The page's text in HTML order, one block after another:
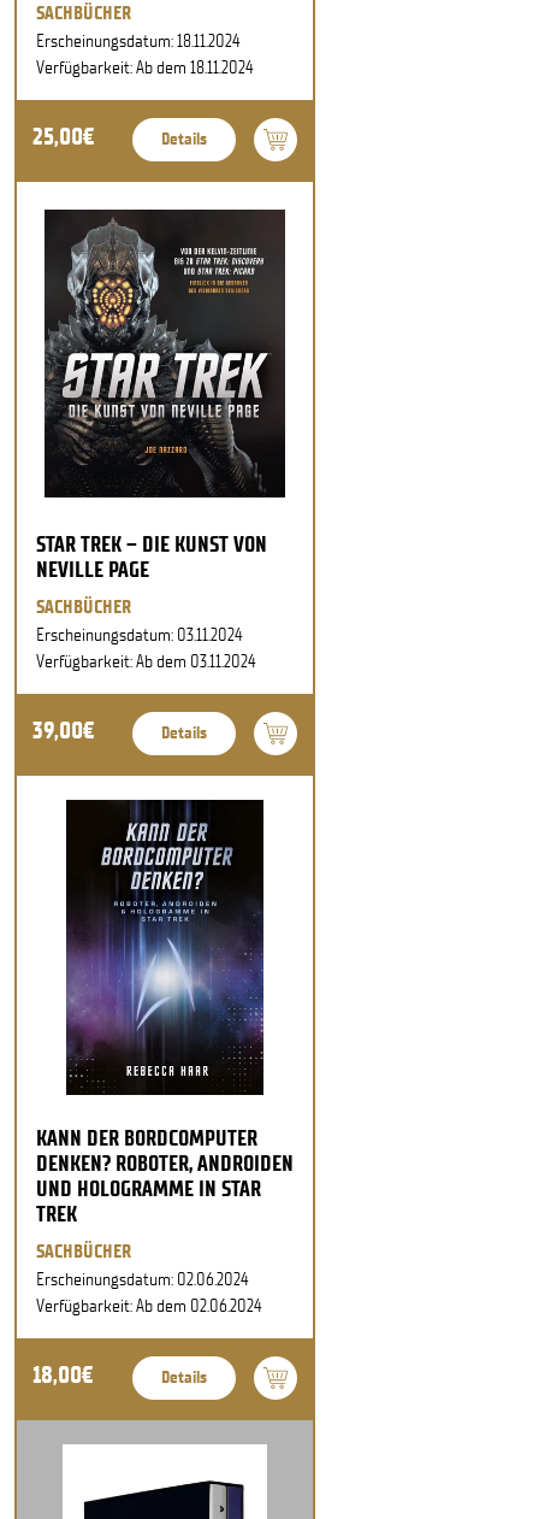
SACHBÜCHER
Erscheinungsdatum: 18.11.2024
Verfügbarkeit: Ab dem 18.11.2024
25,00€ Details
STAR TREK – DIE KUNST VON
NEVILLE PAGE
SACHBÜCHER
Erscheinungsdatum: 03.11.2024
Verfügbarkeit: Ab dem 03.11.2024
39,00€ Details
KANN DER BORDCOMPUTER
DENKEN? ROBOTER, ANDROIDEN
UND HOLOGRAMME IN STAR
TREK
SACHBÜCHER
Erscheinungsdatum: 02.06.2024
Verfügbarkeit: Ab dem 02.06.2024
18,00€ Details